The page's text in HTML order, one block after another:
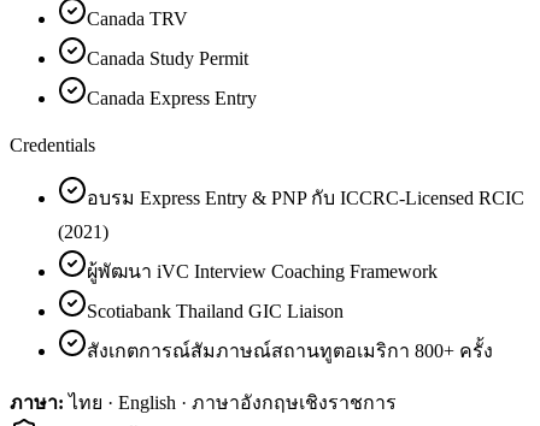
Canada TRV
Canada Study Permit
Canada Express Entry
Credentials
อบรม Express Entry & PNP กับ ICCRC-Licensed RCIC
(2021)
ผู้พัฒนา iVC Interview Coaching Framework
Scotiabank Thailand GIC Liaison
สังเกตการณ์สัมภาษณ์สถานทูตอเมริกา 800+ ครั้ง
ภาษา: ไทย · English · ภาษาอังกฤษเชิงราชการ